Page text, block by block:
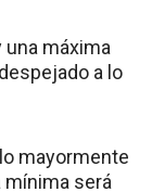
una máxima
a lo
mayormente
mínima será